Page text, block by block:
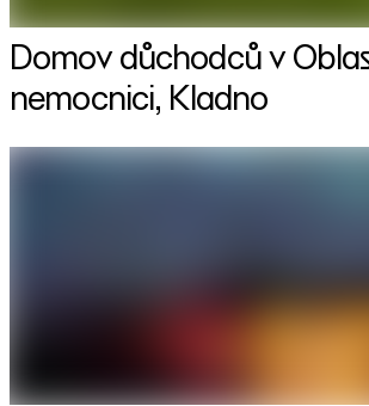
Domov důchodců v
nemocnici, Kladno